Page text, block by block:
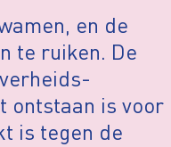
en de
te ruiken. De
ontstaan is voor
is tegen de